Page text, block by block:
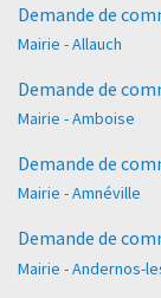
Demande de
Mairie - Allauch
Demande de
Mairie - Amboise
Demande de
Mairie - Amnéville
Demande de
Mairie - Andernos-